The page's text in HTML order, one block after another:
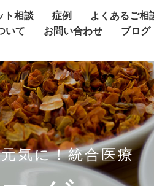
ト相談 症例
よくあるご相
いて お問い合わせ
ブログ
気に！統合医療